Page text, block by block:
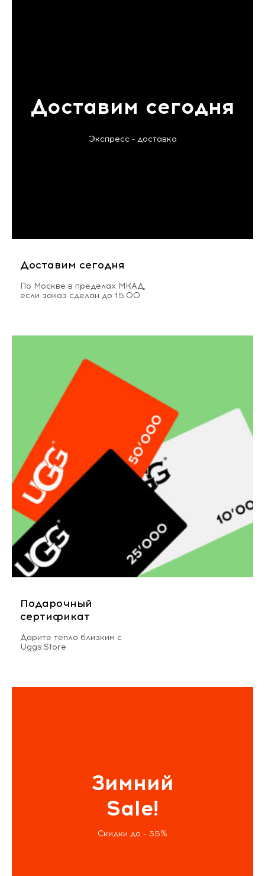
Доставим сегодня
Экспресс - доставка
Доставим сегодня
По Москве в пределах МКАД,
если заказ сделан до 15.00
Подарочный
сертификат
Дарите тепло близким с
Uggs.Store
Зимний
Sale!
Скидки до - 35%